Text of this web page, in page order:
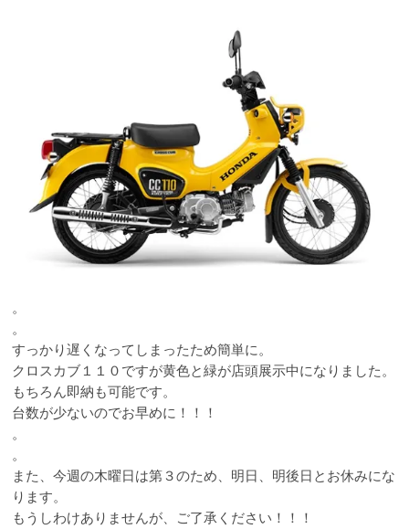
。
。
すっかり遅くなってしまったため簡単に。
クロスカブ１１０ですが黄色と緑が店頭展示中になりました。
もちろん即納も可能です。
台数が少ないのでお早めに！！！
。
。
また、今週の木曜日は第３のため、明日、明後日とお休みにな
ります。
もうしわけありませんが、ご了承ください！！！